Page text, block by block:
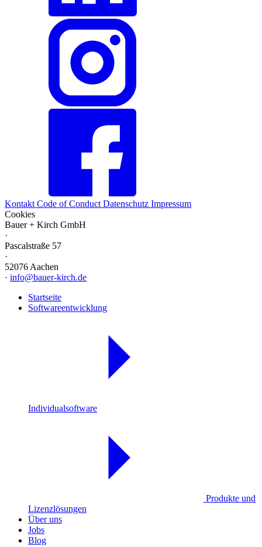
Kontakt Code of Conduct Datenschutz Impressum
Cookies
Bauer + Kirch GmbH
·
Pascalstraße 57
·
52076 Aachen
· info@bauer-kirch.de
Startseite
Softwareentwicklung
Individualsoftware
Produkte und
Lizenzlösungen
Über uns
Jobs
Blog